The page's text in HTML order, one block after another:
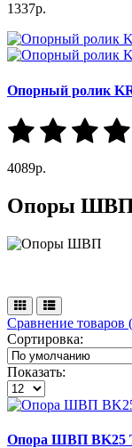
1337р.
Опорный ролик
4089р.
Опоры ШВП
Сравнение товаров
Сортировка:
Показать:
Опора ШВП BK25